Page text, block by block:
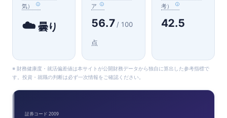
気）
☁️曇り
ア
56.7 / 100
点
考）
42.5
※ 財務健康度・就活偏差値は本サイトが公開財務データから独自に算出した参考指標で
す。投資・就職の判断は必ず一次情報をご確認ください。
証券コード 2009